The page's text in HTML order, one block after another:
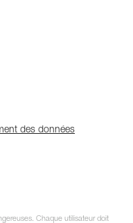
des données
Chaque utilisateur doit